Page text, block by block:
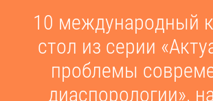
10 международный
стол из серии
проблемы
диаспорологии»,